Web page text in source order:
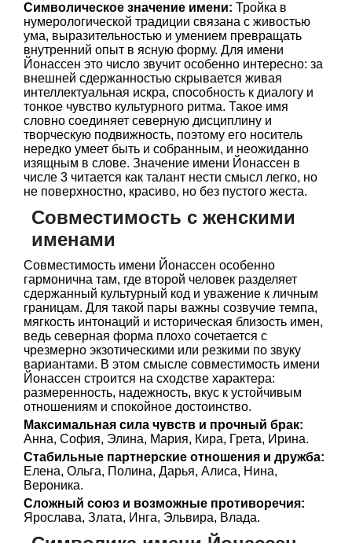
Символическое значение имени: Тройка в
нумерологической традиции связана с живостью
ума, выразительностью и умением превращать
внутренний опыт в ясную форму. Для имени
Йонассен это число звучит особенно интересно: за
внешней сдержанностью скрывается живая
интеллектуальная искра, способность к диалогу и
тонкое чувство культурного ритма. Такое имя
словно соединяет северную дисциплину и
творческую подвижность, поэтому его носитель
нередко умеет быть и собранным, и неожиданно
изящным в слове. Значение имени Йонассен в
числе 3 читается как талант нести смысл легко, но
не поверхностно, красиво, но без пустого жеста.
Совместимость с женскими
именами
Совместимость имени Йонассен особенно
гармонична там, где второй человек разделяет
сдержанный культурный код и уважение к личным
границам. Для такой пары важны созвучие темпа,
мягкость интонаций и историческая близость имен,
ведь северная форма плохо сочетается с
чрезмерно экзотическими или резкими по звуку
вариантами. В этом смысле совместимость имени
Йонассен строится на сходстве характера:
размеренность, надежность, вкус к устойчивым
отношениям и спокойное достоинство.
Максимальная сила чувств и прочный брак:
Анна, София, Элина, Мария, Кира, Грета, Ирина.
Стабильные партнерские отношения и дружба:
Елена, Ольга, Полина, Дарья, Алиса, Нина,
Вероника.
Сложный союз и возможные противоречия:
Ярослава, Злата, Инга, Эльвира, Влада.